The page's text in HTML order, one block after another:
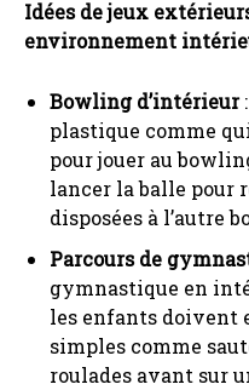
Idées de jeux
environnement
Bowling d’intérieur
plastique comme
pour jouer au
lancer la balle pour
disposées à l’autre
Parcours de
gymnastique en
les enfants doivent
simples comme
roulades avant sur